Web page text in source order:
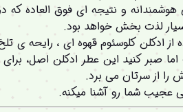
و نتیجه ای فوق العاده
لذت بخش خواهد بود.
از ادکلن کلوسئوم قهوه ای ، رایحه
صبر کنید این عطر ادکلن اصل،
از سرتان می برد.
عجیب شما رو آشنا میکنه.